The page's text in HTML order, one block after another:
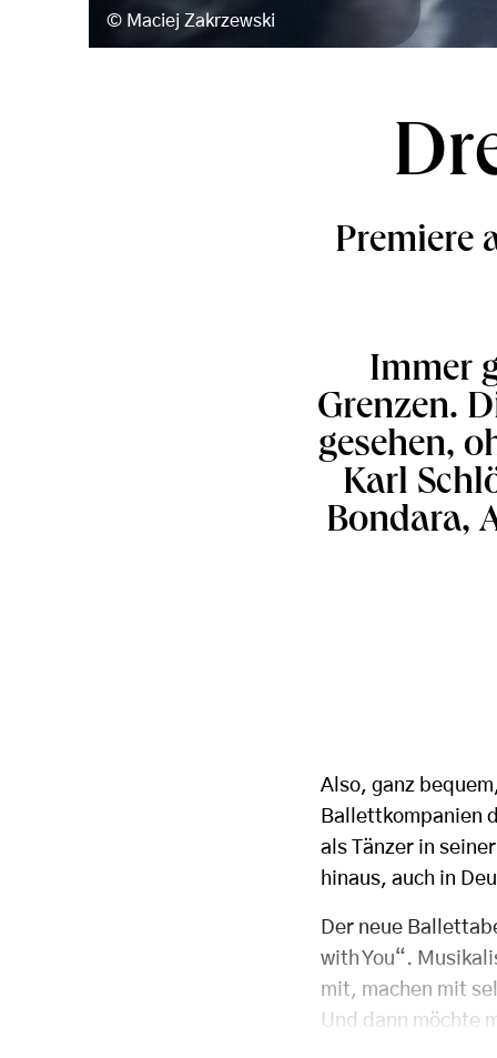
Maciej Zakrzewski
Premiere
Immer
Grenzen.
gesehen,
Karl
Bondara,
Also, ganz
Ballettkompanien
als Tänzer in
hinaus, auch in
Der neue
with You“.
mit, machen mit
Und dann möchte